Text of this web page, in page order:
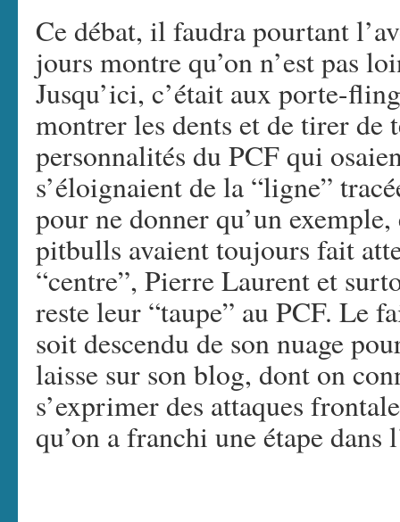
Ce débat, il faudra pourtant
jours montre qu’on n’est pas
Jusqu’ici, c’était aux porte-
montrer les dents et de tirer de
personnalités du PCF qui
s’éloignaient de la “ligne”
pour ne donner qu’un
pitbulls avaient toujours fait
“centre”, Pierre Laurent et
reste leur “taupe” au PCF. Le
soit descendu de son nuage
laisse sur son blog, dont on
s’exprimer des attaques
qu’on a franchi une étape dans